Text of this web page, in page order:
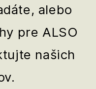
alebo
pre ALSO
našich